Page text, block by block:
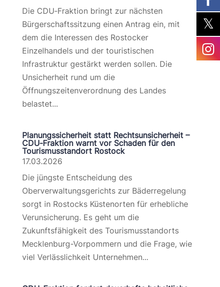
Die CDU‑Fraktion bringt zur nächsten
Bürgerschaftssitzung einen Antrag ein, mit
dem die Interessen des Rostocker
Einzelhandels und der touristischen
Infrastruktur gestärkt werden sollen. Die
Unsicherheit rund um die
Öffnungszeitenverordnung des Landes
belastet...
Planungssicherheit statt Rechtsunsicherheit –
CDU‑Fraktion warnt vor Schaden für den
Tourismusstandort Rostock
17.03.2026
Die jüngste Entscheidung des
Oberverwaltungsgerichts zur Bäderregelung
sorgt in Rostocks Küstenorten für erhebliche
Verunsicherung. Es geht um die
Zukunftsfähigkeit des Tourismusstandorts
Mecklenburg-Vorpommern und die Frage, wie
viel Verlässlichkeit Unternehmen...